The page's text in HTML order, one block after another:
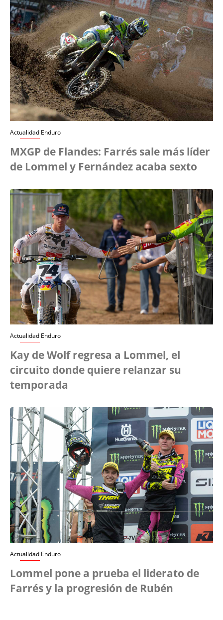
Actualidad Enduro
MXGP de Flandes: Farrés sale más líder
de Lommel y Fernández acaba sexto
Actualidad Enduro
Kay de Wolf regresa a Lommel, el
circuito donde quiere relanzar su
temporada
Actualidad Enduro
Lommel pone a prueba el liderato de
Farrés y la progresión de Rubén